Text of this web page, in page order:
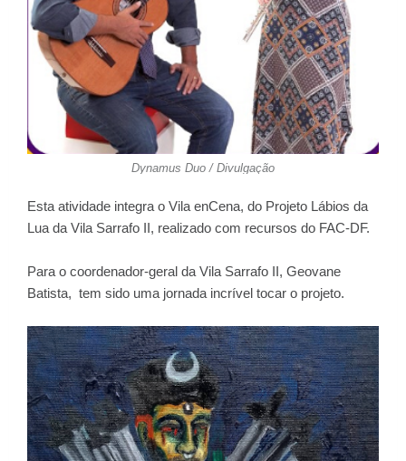
Dynamus Duo / Divulgação
Esta atividade integra o Vila enCena, do Projeto Lábios da
Lua da Vila Sarrafo II, realizado com recursos do FAC-DF.
Para o coordenador-geral da Vila Sarrafo II, Geovane
Batista, tem sido uma jornada incrível tocar o projeto.